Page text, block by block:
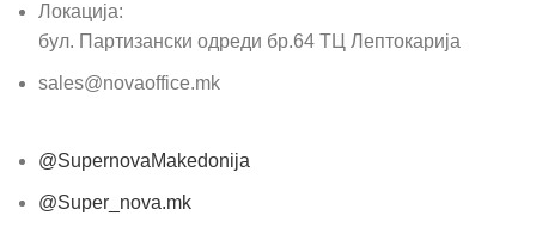
Локација:
бул. Партизански одреди бр.64 ТЦ Лептокарија
sales@novaoffice.mk
@SupernovaMakedonija
@Super_nova.mk